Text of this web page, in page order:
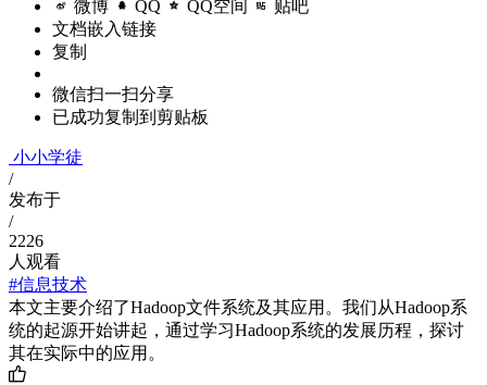
微博 QQ QQ空间 贴吧
文档嵌入链接
复制
微信扫一扫分享
已成功复制到剪贴板
小小学徒
/
发布于
/
2226
人观看
#信息技术
本文主要介绍了Hadoop文件系统及其应用。我们从Hadoop系
统的起源开始讲起，通过学习Hadoop系统的发展历程，探讨
其在实际中的应用。